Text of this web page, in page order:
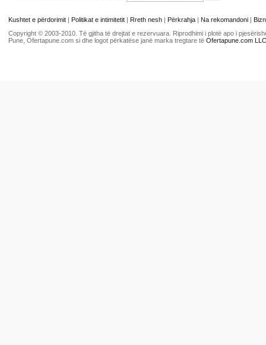
Kushtet e përdorimit | Politikat e intimitetit | Rreth nesh | Përkrahja | Na rekomandoni |
Copyright © 2003-2010. Të gjitha të drejtat e rezervuara. Riprodhimi i plotë apo i
Pune, Ofertapune.com si dhe logot përkatëse janë marka tregtare të Ofertapune.com LLC